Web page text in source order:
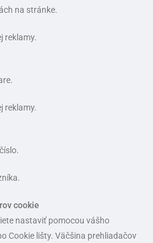
na stránke.
reklamy.
reklamy.
cookie
nastaviť pomocou vášho
Cookie lišty. Väčšina prehliadačov